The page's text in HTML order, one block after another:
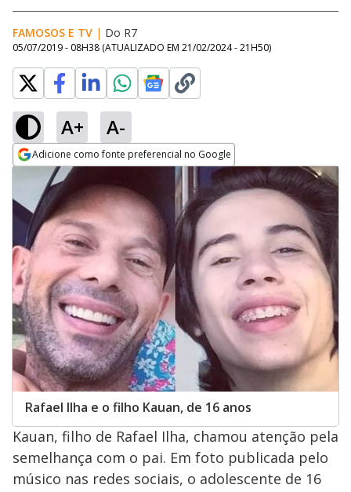
FAMOSOS E TV | Do R7
05/07/2019 - 08H38 (ATUALIZADO EM 21/02/2024 - 21H50)
A+ A-
Adicione como fonte preferencial no Google
Opens in new window
Rafael Ilha e o filho Kauan, de 16 anos
Kauan, filho de Rafael Ilha, chamou atenção pela
semelhança com o pai. Em foto publicada pelo
músico nas redes sociais, o adolescente de 16